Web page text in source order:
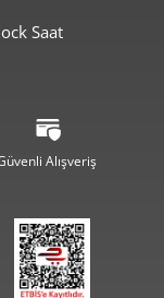
Saat
Alışveriş